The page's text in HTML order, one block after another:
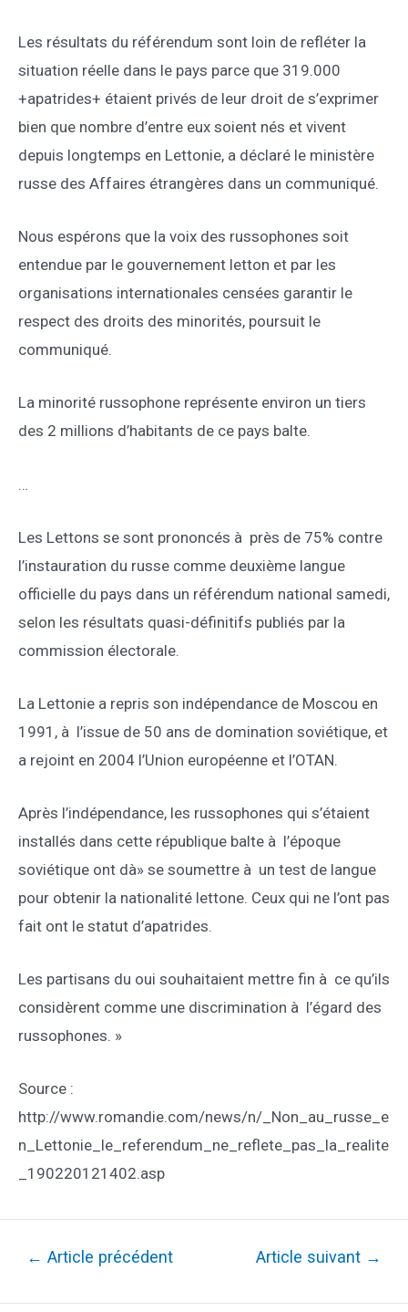
Les résultats du référendum sont loin de refléter la
situation réelle dans le pays parce que 319.000
+apatrides+ étaient privés de leur droit de s’exprimer
bien que nombre d’entre eux soient nés et vivent
depuis longtemps en Lettonie, a déclaré le ministère
russe des Affaires étrangères dans un communiqué.
Nous espérons que la voix des russophones soit
entendue par le gouvernement letton et par les
organisations internationales censées garantir le
respect des droits des minorités, poursuit le
communiqué.
La minorité russophone représente environ un tiers
des 2 millions d’habitants de ce pays balte.
…
Les Lettons se sont prononcés à près de 75% contre
l’instauration du russe comme deuxième langue
officielle du pays dans un référendum national samedi,
selon les résultats quasi-définitifs publiés par la
commission électorale.
La Lettonie a repris son indépendance de Moscou en
1991, à l’issue de 50 ans de domination soviétique, et
a rejoint en 2004 l’Union européenne et l’OTAN.
Après l’indépendance, les russophones qui s’étaient
installés dans cette république balte à l’époque
soviétique ont dà» se soumettre à un test de langue
pour obtenir la nationalité lettone. Ceux qui ne l’ont pas
fait ont le statut d’apatrides.
Les partisans du oui souhaitaient mettre fin à ce qu’ils
considèrent comme une discrimination à l’égard des
russophones. »
Source :
http://www.romandie.com/news/n/_Non_au_russe_e
n_Lettonie_le_referendum_ne_reflete_pas_la_realite
_190220121402.asp
Navigation
← Article précédent Article suivant →